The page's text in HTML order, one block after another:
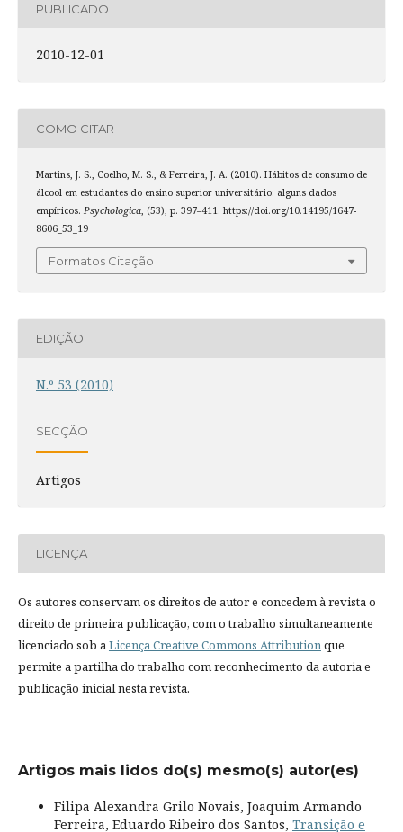
PUBLICADO
2010-12-01
COMO CITAR
Martins, J. S., Coelho, M. S., & Ferreira, J. A. (2010). Hábitos de consumo de
álcool em estudantes do ensino superior universitário: alguns dados
empíricos. Psychologica, (53), p. 397–411. https://doi.org/10.14195/1647-
8606_53_19
Formatos Citação
EDIÇÃO
N.º 53 (2010)
SECÇÃO
Artigos
LICENÇA
Os autores conservam os direitos de autor e concedem à revista o
direito de primeira publicação, com o trabalho simultaneamente
licenciado sob aLicença Creative Commons Attributionque
permite a partilha do trabalho com reconhecimento da autoria e
publicação inicial nesta revista.
Artigos mais lidos do(s) mesmo(s) autor(es)
Filipa Alexandra Grilo Novais, Joaquim Armando
Ferreira, Eduardo Ribeiro dos Santos, Transição e